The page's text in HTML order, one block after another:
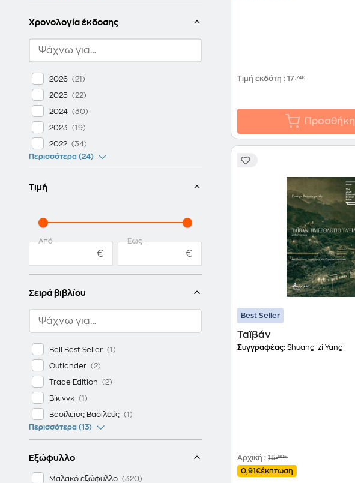
Χρονολογία έκδοσης
2026
2025
2024
2023
2022
Περισσότερα (24)
Τιμή
Από
€
Έως
€
Σειρά βιβλίου
Bell Best Seller
Outlander
Trade Edition
Βίκινγκ
Βασίλειος Βασιλεύς
Περισσότερα (13)
Εξώφυλλο
Μαλακό εξώφυλλο
Τιμή εκδότη : 17,74€
Προσθήκη
Best Seller
Ταϊβάν
Συγγραφέας: Shuang-zi Yang
Αρχική : 15,90€
0,91€έκπτωση